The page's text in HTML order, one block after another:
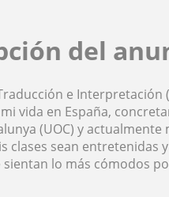
del
e Interpretación
vida en España,
(UOC) y
clases sean entretenidas
lo más cómodos